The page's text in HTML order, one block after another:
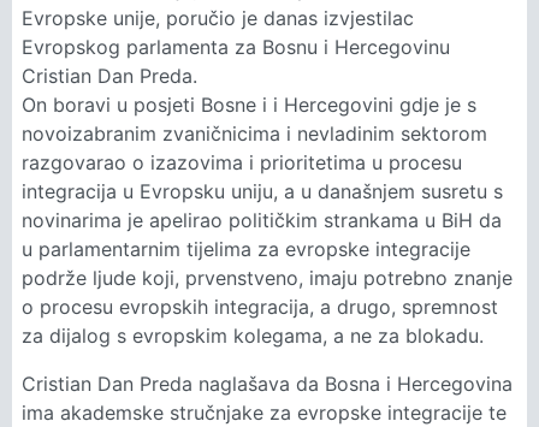
Evropske unije, poručio je danas izvjestilac
Evropskog parlamenta za Bosnu i Hercegovinu
Cristian Dan Preda.
On boravi u posjeti Bosne i i Hercegovini gdje je s
novoizabranim zvaničnicima i nevladinim sektorom
razgovarao o izazovima i prioritetima u procesu
integracija u Evropsku uniju, a u današnjem susretu s
novinarima je apelirao političkim strankama u BiH da
u parlamentarnim tijelima za evropske integracije
podrže ljude koji, prvenstveno, imaju potrebno znanje
o procesu evropskih integracija, a drugo, spremnost
za dijalog s evropskim kolegama, a ne za blokadu.
Cristian Dan Preda naglašava da Bosna i Hercegovina
ima akademske stručnjake za evropske integracije te